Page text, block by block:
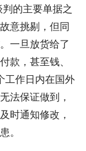
的主要单据之
意挑剔，但同
一旦放货给了
款，甚至钱、
工作日内在国外
法保证做到，
时通知修改，
。